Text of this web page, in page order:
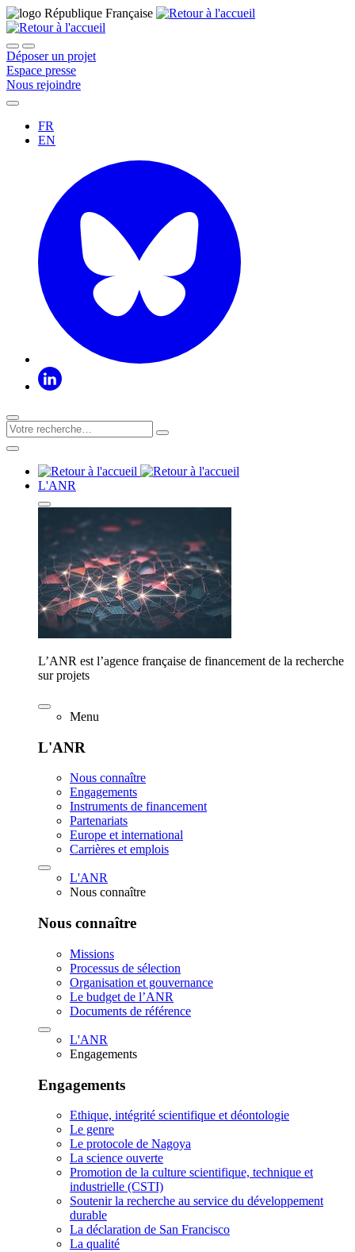
Déposer un projet
Espace presse
Nous rejoindre
FR
EN
L'ANR
L’ANR est l’agence française de financement de la recherche
sur projets
Menu
L'ANR
Nous connaître
Engagements
Instruments de financement
Partenariats
Europe et international
Carrières et emplois
L'ANR
Nous connaître
Nous connaître
Missions
Processus de sélection
Organisation et gouvernance
Le budget de l’ANR
Documents de référence
L'ANR
Engagements
Engagements
Ethique, intégrité scientifique et déontologie
Le genre
Le protocole de Nagoya
La science ouverte
Promotion de la culture scientifique, technique et
industrielle (CSTI)
Soutenir la recherche au service du développement
durable
La déclaration de San Francisco
La qualité